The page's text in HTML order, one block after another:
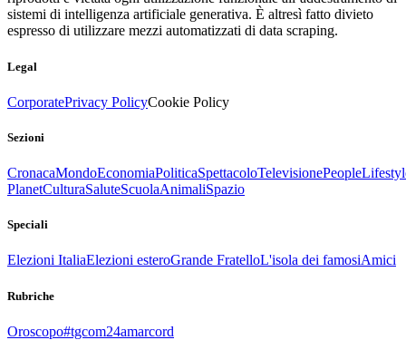
sistemi di intelligenza artificiale generativa. È altresì fatto divieto
espresso di utilizzare mezzi automatizzati di data scraping.
Legal
CorporatePrivacy PolicyCookie Policy
Sezioni
CronacaMondoEconomiaPoliticaSpettacoloTelevisionePeople
PlanetCulturaSaluteScuolaAnimaliSpazio
Speciali
Elezioni ItaliaElezioni esteroGrande FratelloL'isola dei famosiAmici
Rubriche
Oroscopo#tgcom24amarcord